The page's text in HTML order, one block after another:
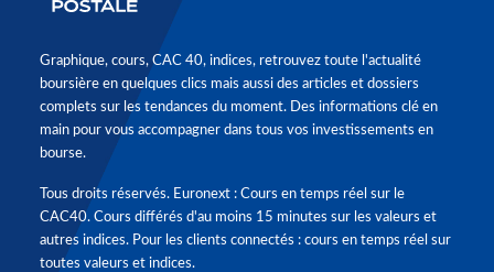
Graphique, cours, CAC 40, indices, retrouvez toute l'actualité
boursière en quelques clics mais aussi des articles et dossiers
complets sur les tendances du moment. Des informations clé en
main pour vous accompagner dans tous vos investissements en
bourse.
Tous droits réservés. Euronext : Cours en temps réel sur le
CAC40. Cours différés d'au moins 15 minutes sur les valeurs et
autres indices. Pour les clients connectés : cours en temps réel sur
toutes valeurs et indices.